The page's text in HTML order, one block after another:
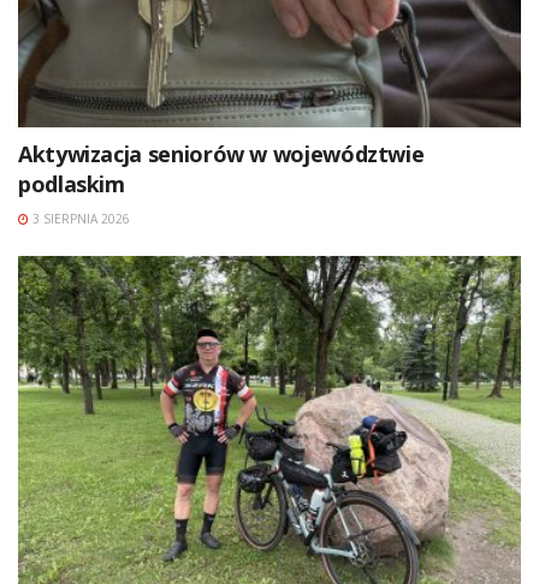
Aktywizacja seniorów w województwie
podlaskim
3 SIERPNIA 2026